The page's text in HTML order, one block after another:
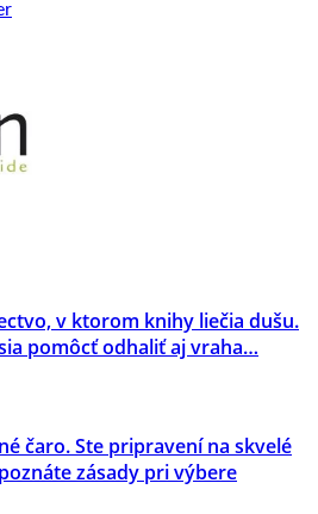
v ktorom knihy liečia dušu.
pomôcť odhaliť aj vraha…
čaro. Ste pripravení na skvelé
zásady pri výbere